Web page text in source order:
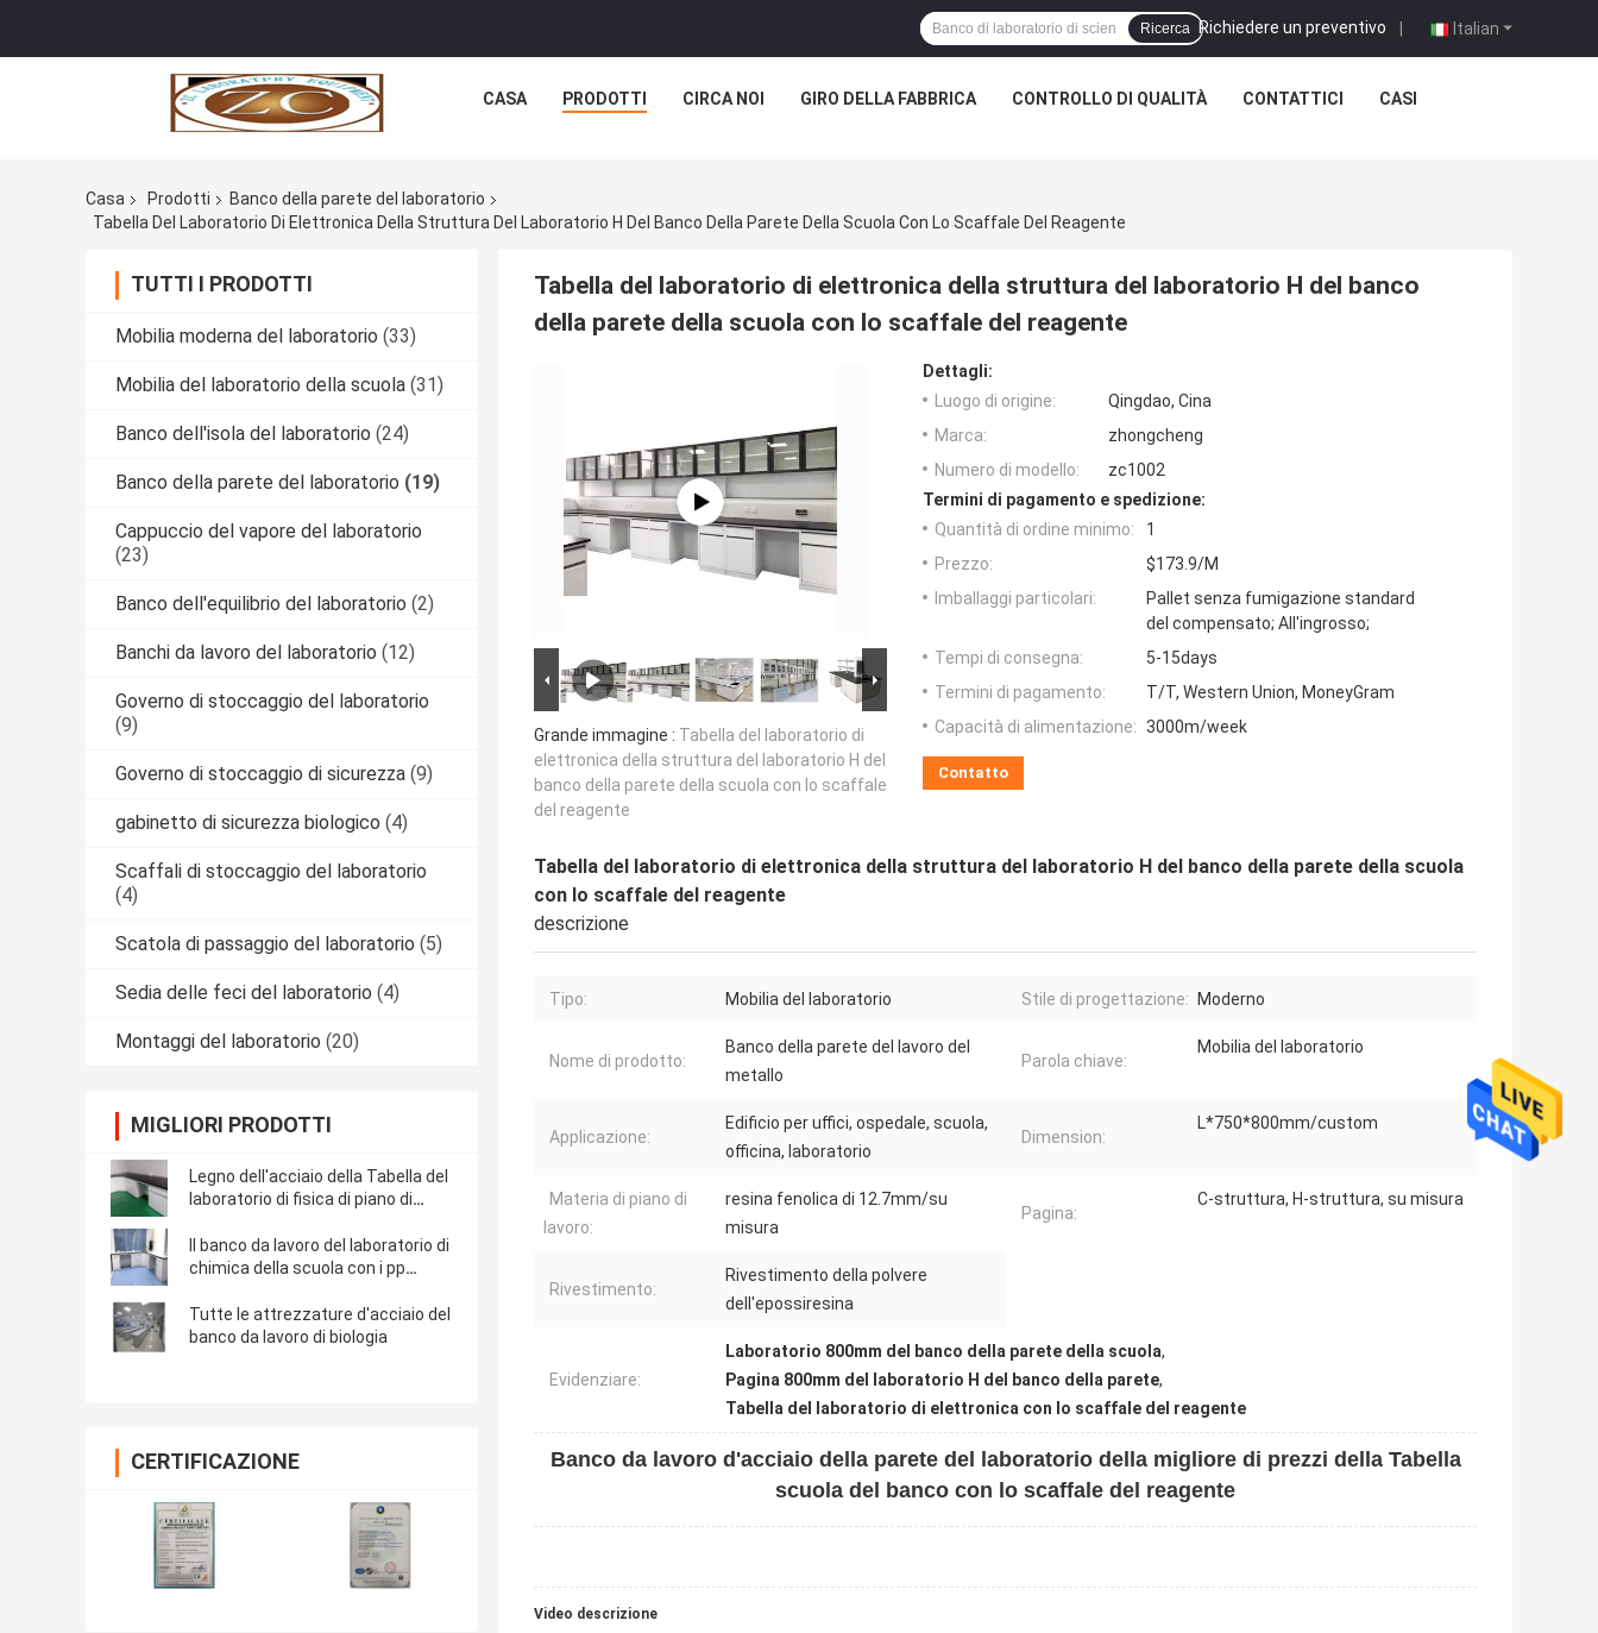
Italian
Richiedere un preventivo |
Ricerca
CASA PRODOTTI CIRCA NOI GIRO DELLA FABBRICA CONTROLLO DI QUALITÀ CONTATTICI CASI
Casa Prodotti
Banco della parete del laboratorio
Tabella Del Laboratorio Di Elettronica Della Struttura Del Laboratorio H Del Banco Della Parete Della Scuola Con Lo Scaffale Del Reagente
TUTTI I PRODOTTI
Mobilia moderna del laboratorio (33)
Mobilia del laboratorio della scuola (31)
Banco dell'isola del laboratorio (24)
Banco della parete del laboratorio (19)
Cappuccio del vapore del laboratorio
(23)
Banco dell'equilibrio del laboratorio (2)
Banchi da lavoro del laboratorio (12)
Governo di stoccaggio del laboratorio
(9)
Governo di stoccaggio di sicurezza (9)
gabinetto di sicurezza biologico (4)
Scaffali di stoccaggio del laboratorio
(4)
Scatola di passaggio del laboratorio (5)
Sedia delle feci del laboratorio (4)
Montaggi del laboratorio (20)
MIGLIORI PRODOTTI
Legno dell'acciaio della Tabella del
laboratorio di fisica di piano di
Il banco da lavoro del laboratorio di
chimica della scuola con i pp
Tutte le attrezzature d'acciaio del
banco da lavoro di biologia
CERTIFICAZIONE
Tabella del laboratorio di elettronica della struttura del laboratorio H del banco
della parete della scuola con lo scaffale del reagente
Grande immagine : Tabella del laboratorio di
elettronica della struttura del laboratorio H del
banco della parete della scuola con lo scaffale
del reagente
Dettagli:
Luogo di origine:
Qingdao, Cina
Marca:
zhongcheng
Numero di modello:
zc1002
Termini di pagamento e spedizione:
Quantità di ordine minimo:
1
Prezzo:
$173.9/M
Imballaggi particolari:
Pallet senza fumigazione standard
del compensato; All'ingrosso;
Tempi di consegna:
5-15days
Termini di pagamento:
T/T, Western Union, MoneyGram
Capacità di alimentazione: 3000m/week
Contatto
Tabella del laboratorio di elettronica della struttura del laboratorio H del banco della parete della scuola
con lo scaffale del reagente
descrizione
Tipo: Mobilia del laboratorio Stile di progettazione: Moderno
Nome di prodotto:
Banco della parete del lavoro del
metallo
Parola chiave:
Mobilia del laboratorio
Applicazione:
Edificio per uffici, ospedale, scuola,
officina, laboratorio
Dimension:
L*750*800mm/custom
Materia di piano di
lavoro:
resina fenolica di 12.7mm/su
misura
Pagina:
C-struttura, H-struttura, su misura
Rivestimento:
Rivestimento della polvere
dell'epossiresina
Evidenziare:
Laboratorio 800mm del banco della parete della scuola,
Pagina 800mm del laboratorio H del banco della parete,
Tabella del laboratorio di elettronica con lo scaffale del reagente
Banco da lavoro d'acciaio della parete del laboratorio della migliore di prezzi della Tabella
scuola del banco con lo scaffale del reagente
Video descrizione